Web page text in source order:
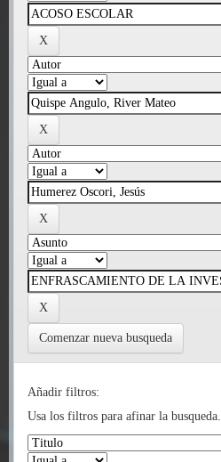
Comenzar nueva busqueda
Añadir filtros:
Usa los filtros para afinar la busqueda.